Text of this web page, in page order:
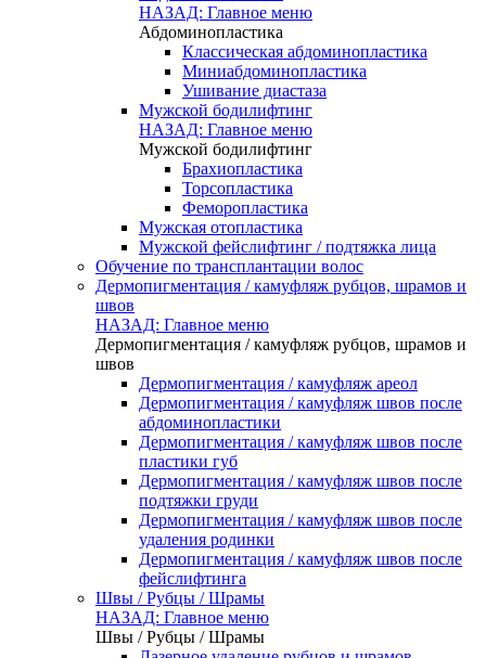
НАЗАД: Главное меню
Абдоминопластика
Классическая абдоминопластика
Миниабдоминопластика
Ушивание диастаза
Мужской бодилифтинг
НАЗАД: Главное меню
Мужской бодилифтинг
Брахиопластика
Торсопластика
Феморопластика
Мужская отопластика
Мужской фейслифтинг / подтяжка лица
Обучение по трансплантации волос
Дермопигментация / камуфляж рубцов, шрамов и
швов
НАЗАД: Главное меню
Дермопигментация / камуфляж рубцов, шрамов и
швов
Дермопигментация / камуфляж ареол
Дермопигментация / камуфляж швов после
абдоминопластики
Дермопигментация / камуфляж швов после
пластики губ
Дермопигментация / камуфляж швов после
подтяжки груди
Дермопигментация / камуфляж швов после
удаления родинки
Дермопигментация / камуфляж швов после
фейслифтинга
Швы / Рубцы / Шрамы
НАЗАД: Главное меню
Швы / Рубцы / Шрамы